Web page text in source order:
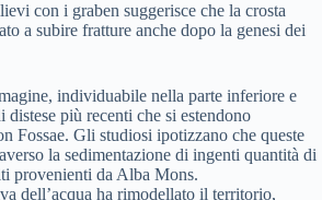
con i graben suggerisce che la crosta
a subire fratture anche dopo la genesi dei
individuabile nella parte inferiore e
più recenti che si estendono
Fossae. Gli studiosi ipotizzano che queste
la sedimentazione di ingenti quantità di
provenienti da Alba Mons.
dell’acqua ha rimodellato il territorio,